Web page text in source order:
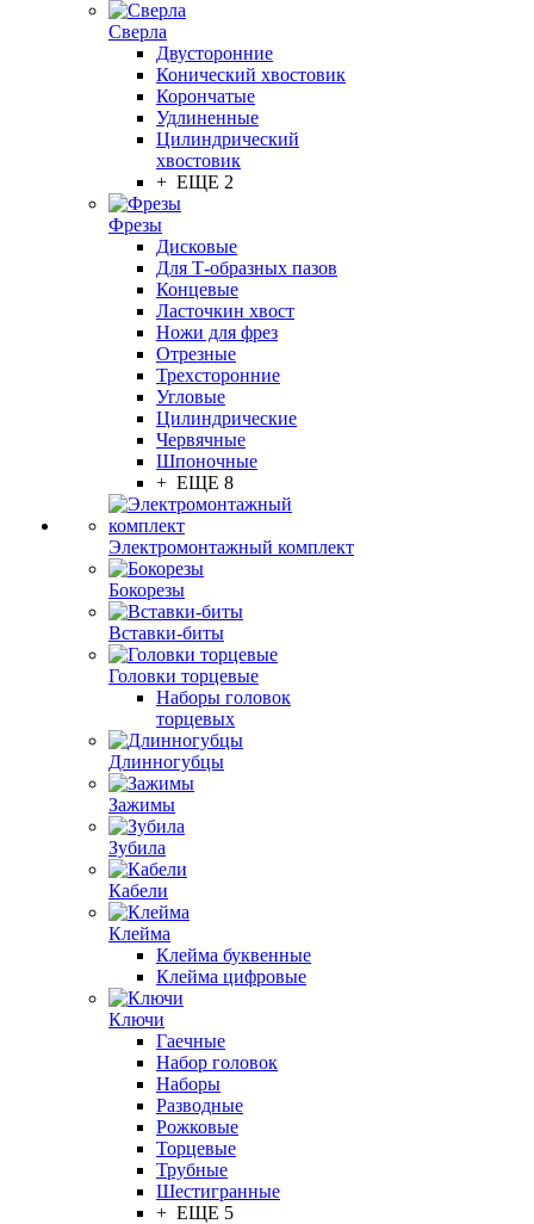
Сверла
Двусторонние
Конический хвостовик
Корончатые
Удлиненные
Цилиндрический
хвостовик
+ ЕЩЕ 2
Фрезы
Дисковые
Для Т-образных пазов
Концевые
Ласточкин хвост
Ножи для фрез
Отрезные
Трехсторонние
Угловые
Цилиндрические
Червячные
Шпоночные
+ ЕЩЕ 8
Электромонтажный комплект
Бокорезы
Вставки-биты
Головки торцевые
Наборы головок
торцевых
Длинногубцы
Зажимы
Зубила
Кабели
Клейма
Клейма буквенные
Клейма цифровые
Ключи
Гаечные
Набор головок
Наборы
Разводные
Рожковые
Торцевые
Трубные
Шестигранные
+ ЕЩЕ 5